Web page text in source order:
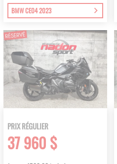
BMW CE04 2023
PRIX RÉGULIER
37 960 $